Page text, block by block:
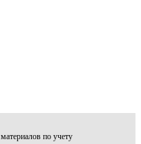
по учету